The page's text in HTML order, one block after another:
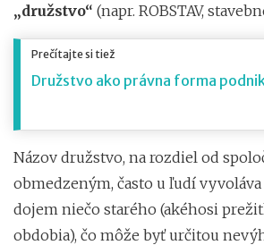
„družstvo“ (napr. ROBSTAV,
Prečítajte si tiež
Družstvo ako právna forma
Názov družstvo, na rozdiel od
obmedzeným, často u ľudí vyvoláva
dojem niečo starého (akéhosi
obdobia), čo môže byť určitou